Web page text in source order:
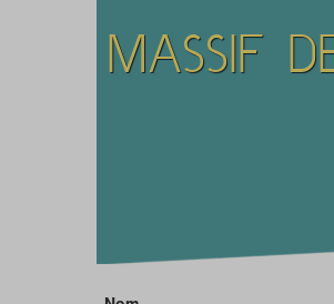
MASSIF